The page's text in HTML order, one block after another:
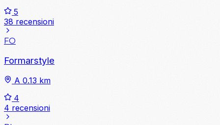
5
38 recensioni
FO
Formarstyle
A 0.13 km
4
4 recensioni